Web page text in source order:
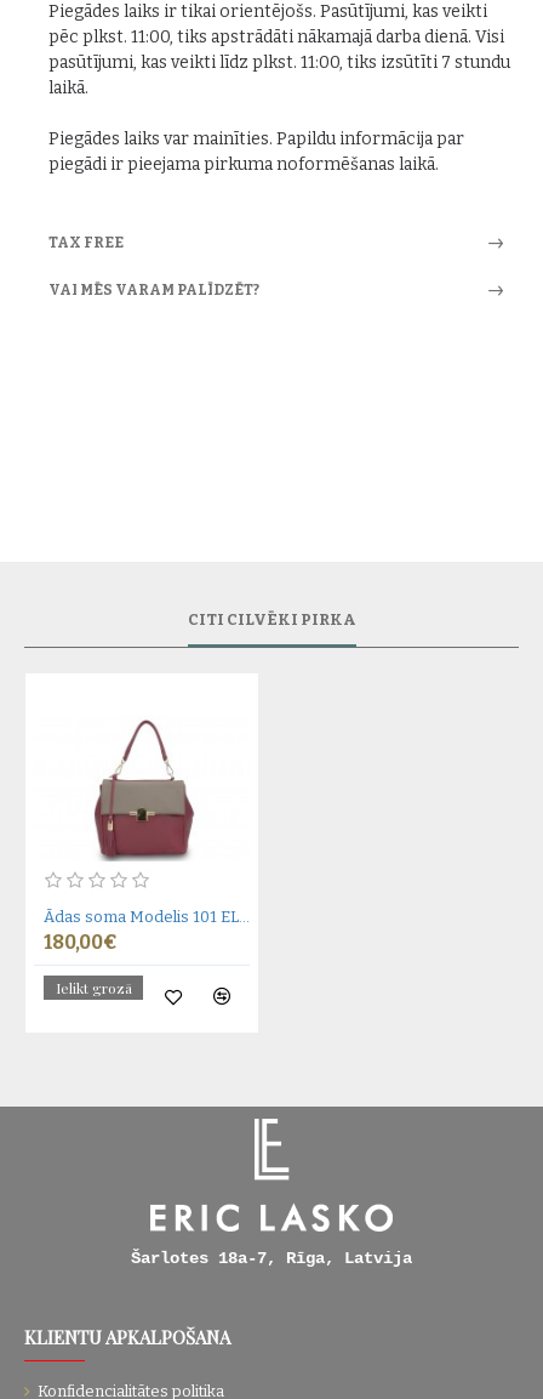
Piegādes laiks ir tikai orientējošs. Pasūtījumi, kas veikti
pēc plkst. 11:00, tiks apstrādāti nākamajā darba dienā. Visi
pasūtījumi, kas veikti līdz plkst. 11:00, tiks izsūtīti 7 stundu
laikā.
Piegādes laiks var mainīties. Papildu informācija par
piegādi ir pieejama pirkuma noformēšanas laikā.
TAX FREE
VAI MĒS VARAM PALĪDZĒT?
CITI CILVĒKI PIRKA
180,00€
Ielikt grozā
Šarlotes 18a-7, Rīga, Latvija
KLIENTU APKALPOŠANA
Konfidencialitātes politika